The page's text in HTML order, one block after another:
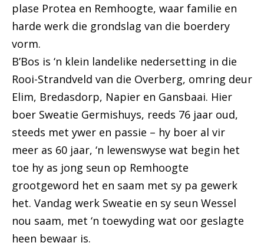
plase Protea en Remhoogte, waar familie en
harde werk die grondslag van die boerdery
vorm.
B’Bos is ‘n klein landelike nedersetting in die
Rooi-Strandveld van die Overberg, omring deur
Elim, Bredasdorp, Napier en Gansbaai. Hier
boer Sweatie Germishuys, reeds 76 jaar oud,
steeds met ywer en passie – hy boer al vir
meer as 60 jaar, ‘n lewenswyse wat begin het
toe hy as jong seun op Remhoogte
grootgeword het en saam met sy pa gewerk
het. Vandag werk Sweatie en sy seun Wessel
nou saam, met ‘n toewyding wat oor geslagte
heen bewaar is.